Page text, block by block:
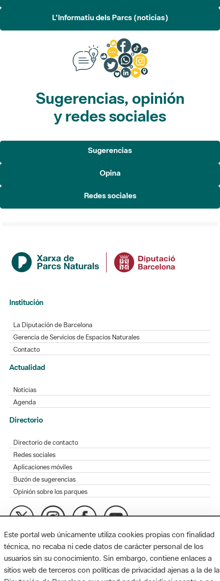
L'Informatiu dels Parcs (noticias)
Sugerencias, opinión
y redes sociales
Sugerencias
Opina
Redes sociales
Institución
La Diputación de Barcelona
Gerencia de Servicios de Espacios Naturales
Contacto
Actualidad
Noticias
Agenda
Directorio
Directorio de contacto
Redes sociales
Aplicaciones móviles
Buzón de sugerencias
Opinión sobre los parques
MAPA WEB AVISO LEGAL ACCESIBILIDAD
Diputación de Barcelona. Edifici Llacuna, 1a planta. Badajoz, 49.
08005 Barcelona. Tel. 934 022 428 / xarxaparcs@diba.cat
Este portal web únicamente utiliza cookies propias con finalidad
técnica, no recaba ni cede datos de carácter personal de los
usuarios sin su conocimiento. Sin embargo, contiene enlaces a
sitios web de terceros con políticas de privacidad ajenas a la de la